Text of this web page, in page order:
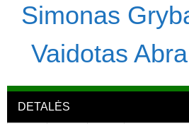
Simonas
Vaidotas
DETALĖS